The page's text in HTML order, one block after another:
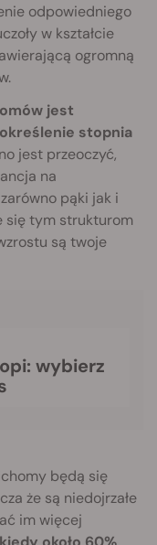
odpowiedniego
w kształcie
ogromną
jest
stopnia
jest przeoczyć,
na
pąki jak i
się tym strukturom
są twoje
będą się
że są niedojrzałe
im więcej